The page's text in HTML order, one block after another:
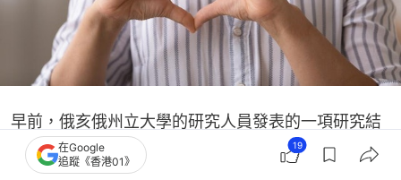
早前，俄亥俄州立大學的研究人員發表的一項研究結
果，指做善事對治療抑鬱症或焦慮症有好處，而這種
在Google
追蹤《香港01》
19